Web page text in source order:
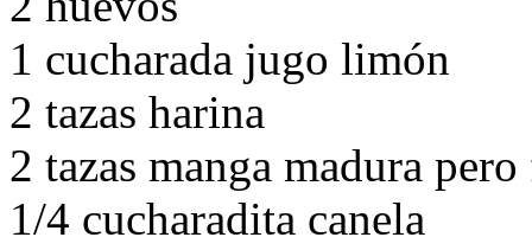
1 cucharada jugo limón
2 tazas harina
2 tazas manga madura
1/4 cucharadita canela